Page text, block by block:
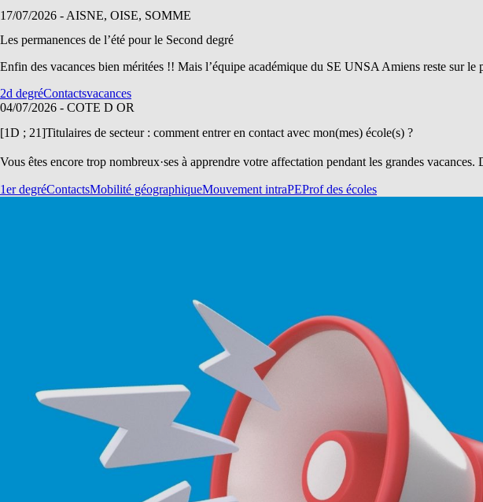
17/07/2026 - AISNE, OISE, SOMME
Les permanences de l’été pour le Second degré
Enfin des vacances bien méritées !! Mais l’équipe académique du SE UNSA Amiens reste sur
2d degréContactsvacances
04/07/2026 - COTE D OR
[1D ; 21]Titulaires de secteur : comment entrer en contact avec mon(mes) école(s) ?
Vous êtes encore trop nombreux·ses à apprendre votre affectation pendant les grandes
1er degréContactsMobilité géographiqueMouvement intraPEProf des écoles